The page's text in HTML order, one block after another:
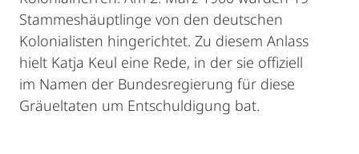
Stammeshäuptlinge von den deutschen
Kolonialisten hingerichtet. Zu diesem Anlass
hielt Katja Keul eine Rede, in der sie offiziell
im Namen der Bundesregierung für diese
Gräueltaten um Entschuldigung bat.